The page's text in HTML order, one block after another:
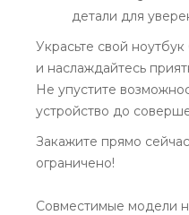
детали для
Украсьте свой
и наслаждайтесь
Не упустите
устройство до
Закажите прямо
ограничено!
Совместимые модели